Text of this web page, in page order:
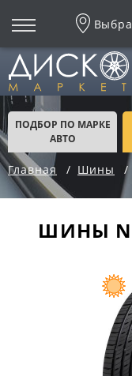
ПОДБОР ПО МАРКЕ
АВТО
Главная Шины
ШИНЫ